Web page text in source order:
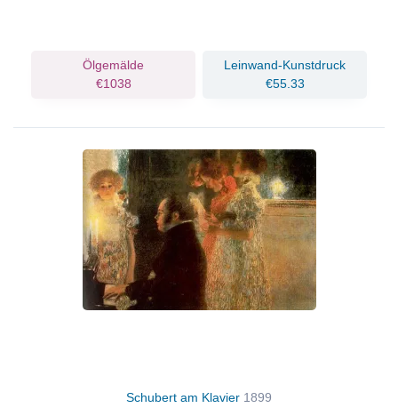
Ölgemälde
€1038
Leinwand-Kunstdruck
€55.33
Schubert am Klavier 1899